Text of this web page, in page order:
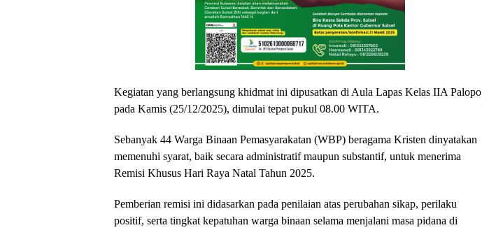
Kegiatan yang berlangsung khidmat ini dipusatkan di Aula Lapas Kelas IIA Palopo
pada Kamis (25/12/2025), dimulai tepat pukul 08.00 WITA.
Sebanyak 44 Warga Binaan Pemasyarakatan (WBP) beragama Kristen dinyatakan
memenuhi syarat, baik secara administratif maupun substantif, untuk menerima
Remisi Khusus Hari Raya Natal Tahun 2025.
Pemberian remisi ini didasarkan pada penilaian atas perubahan sikap, perilaku
positif, serta tingkat kepatuhan warga binaan selama menjalani masa pidana di